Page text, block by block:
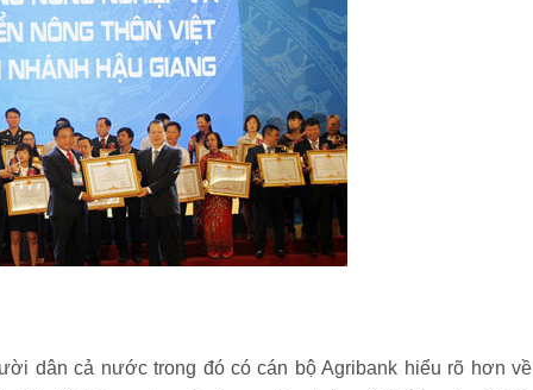
dân cả nước trong đó có cán bộ Agribank hiểu rõ hơn về